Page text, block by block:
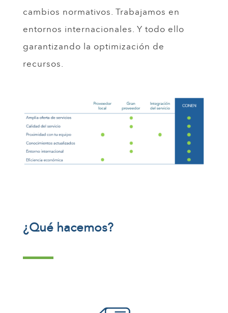
cambios normativos. Trabajamos en
entornos internacionales. Y todo ello
garantizando la optimización de
recursos.
¿Qué hacemos?